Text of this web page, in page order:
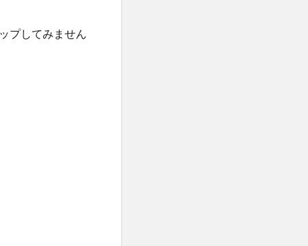
プしてみません